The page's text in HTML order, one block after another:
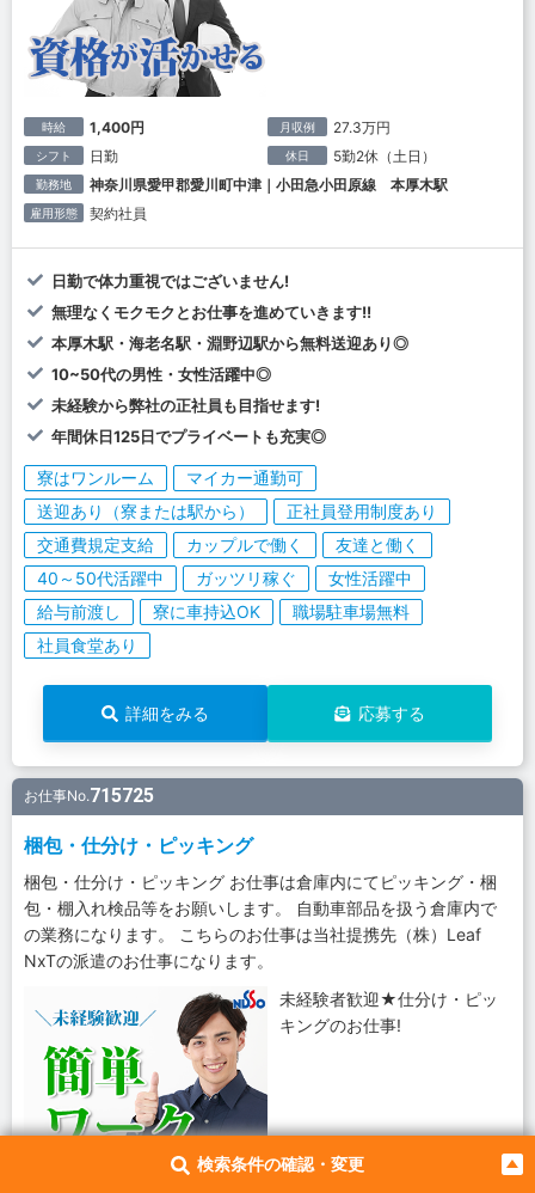
検索条件の確認・変更
時給 1,400円 月収例 27.3万円
シフト 日勤 休日 5勤2休（土日）
勤務地 神奈川県愛甲郡愛川町中津｜小田急小田原線 本厚木駅
雇用形態 契約社員
日勤で体力重視ではございません!
無理なくモクモクとお仕事を進めていきます!!
本厚木駅・海老名駅・淵野辺駅から無料送迎あり◎
10~50代の男性・女性活躍中◎
未経験から弊社の正社員も目指せます!
年間休日125日でプライベートも充実◎
寮はワンルーム
マイカー通勤可
送迎あり（寮または駅から）
正社員登用制度あり
交通費規定支給
カップルで働く
友達と働く
40～50代活躍中
ガッツリ稼ぐ
女性活躍中
給与前渡し
寮に車持込OK
職場駐車場無料
社員食堂あり
詳細をみる 応募する
お仕事No.715725
梱包・仕分け・ピッキング
梱包・仕分け・ピッキング お仕事は倉庫内にてピッキング・梱
包・棚入れ検品等をお願いします。 自動車部品を扱う倉庫内で
の業務になります。 こちらのお仕事は当社提携先（株）Leaf
NxTの派遣のお仕事になります。
未経験者歓迎★仕分け・ピッ
キングのお仕事!